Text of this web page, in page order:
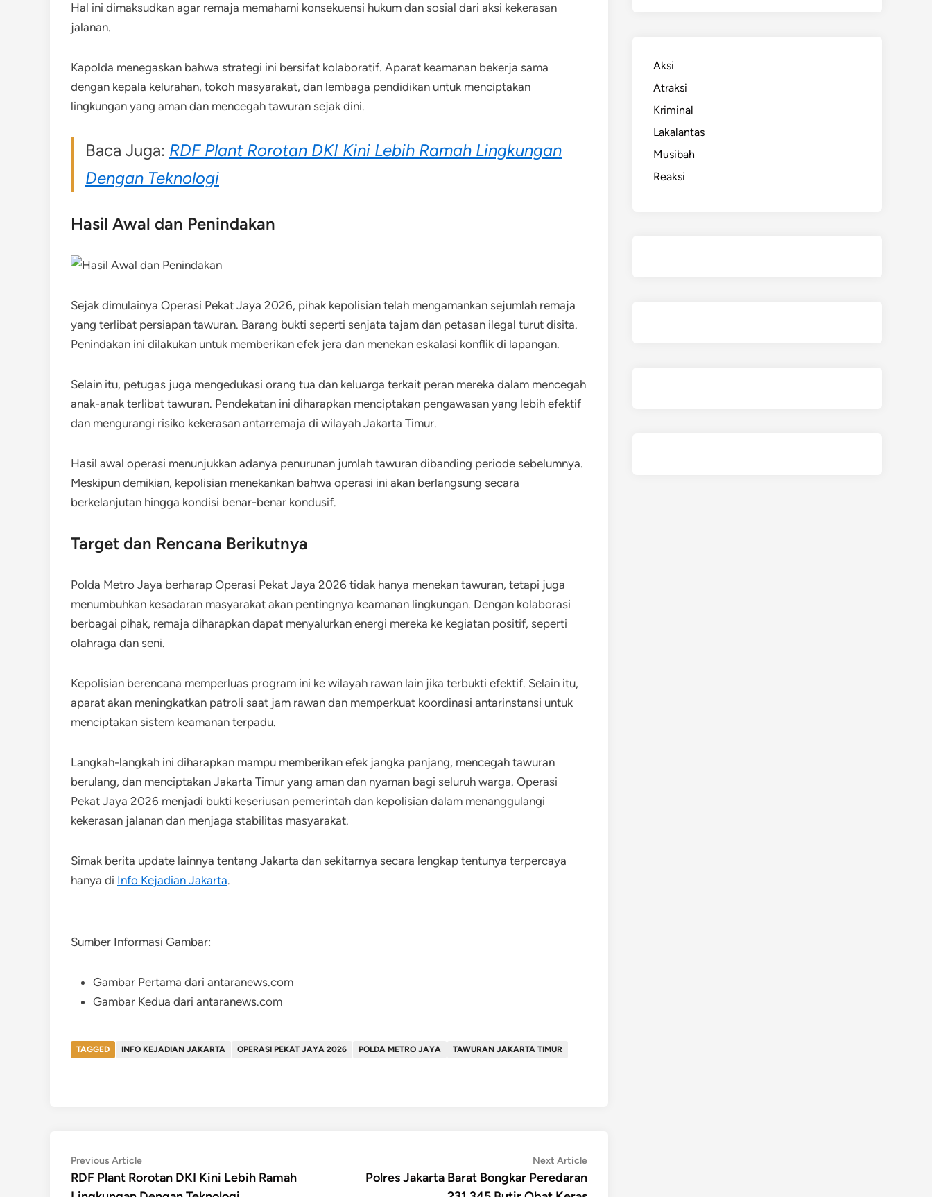
Hal ini dimaksudkan agar remaja memahami konsekuensi hukum dan sosial dari aksi kekerasan
jalanan.
Kapolda menegaskan bahwa strategi ini bersifat kolaboratif. Aparat keamanan bekerja sama
dengan kepala kelurahan, tokoh masyarakat, dan lembaga pendidikan untuk menciptakan
lingkungan yang aman dan mencegah tawuran sejak dini.
Baca Juga: RDF Plant Rorotan DKI Kini Lebih Ramah Lingkungan
Dengan Teknologi
Hasil Awal dan Penindakan
Sejak dimulainya Operasi Pekat Jaya 2026, pihak kepolisian telah mengamankan sejumlah remaja
yang terlibat persiapan tawuran. Barang bukti seperti senjata tajam dan petasan ilegal turut disita.
Penindakan ini dilakukan untuk memberikan efek jera dan menekan eskalasi konflik di lapangan.
Selain itu, petugas juga mengedukasi orang tua dan keluarga terkait peran mereka dalam mencegah
anak-anak terlibat tawuran. Pendekatan ini diharapkan menciptakan pengawasan yang lebih efektif
dan mengurangi risiko kekerasan antarremaja di wilayah Jakarta Timur.
Hasil awal operasi menunjukkan adanya penurunan jumlah tawuran dibanding periode sebelumnya.
Meskipun demikian, kepolisian menekankan bahwa operasi ini akan berlangsung secara
berkelanjutan hingga kondisi benar-benar kondusif.
Target dan Rencana Berikutnya
Polda Metro Jaya berharap Operasi Pekat Jaya 2026 tidak hanya menekan tawuran, tetapi juga
menumbuhkan kesadaran masyarakat akan pentingnya keamanan lingkungan. Dengan kolaborasi
berbagai pihak, remaja diharapkan dapat menyalurkan energi mereka ke kegiatan positif, seperti
olahraga dan seni.
Kepolisian berencana memperluas program ini ke wilayah rawan lain jika terbukti efektif. Selain itu,
aparat akan meningkatkan patroli saat jam rawan dan memperkuat koordinasi antarinstansi untuk
menciptakan sistem keamanan terpadu.
Langkah-langkah ini diharapkan mampu memberikan efek jangka panjang, mencegah tawuran
berulang, dan menciptakan Jakarta Timur yang aman dan nyaman bagi seluruh warga. Operasi
Pekat Jaya 2026 menjadi bukti keseriusan pemerintah dan kepolisian dalam menanggulangi
kekerasan jalanan dan menjaga stabilitas masyarakat.
Simak berita update lainnya tentang Jakarta dan sekitarnya secara lengkap tentunya terpercaya
hanya di Info Kejadian Jakarta.
Sumber Informasi Gambar:
Gambar Pertama dari antaranews.com
Gambar Kedua dari antaranews.com
TAGGED INFO KEJADIAN JAKARTA OPERASI PEKAT JAYA 2026 POLDA METRO JAYA TAWURAN JAKARTA TIMUR
Post
navigation
Previous ArticlePrevious
article:
RDF Plant Rorotan DKI Kini Lebih Ramah
Next ArticleNext
article:
Polres Jakarta Barat Bongkar Peredaran
Aksi
Atraksi
Kriminal
Lakalantas
Musibah
Reaksi